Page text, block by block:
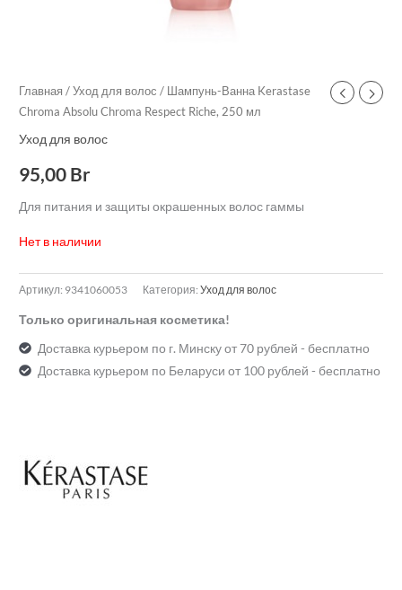
Главная /Уход для волос / Шампунь-Ванна Kerastase
Chroma Absolu Chroma Respect Riche, 250 мл
Уход для волос
95,00 Br
Для питания и защиты окрашенных волос гаммы
Нет в наличии
Артикул: 9341060053 Категория:Уход для волос
Только оригинальная косметика!
Доставка курьером по г. Минску от 70 рублей - бесплатно
Доставка курьером по Беларуси от 100 рублей - бесплатно